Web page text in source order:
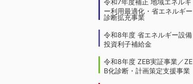
ー利用最適化・省エネルギー
診断拡充事業
令和8年度 省エネルギー設備
投資利子補給金
令和8年度 ZEB実証事業／ZE
B化診断・計画策定支援事業